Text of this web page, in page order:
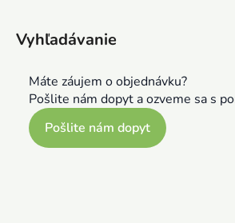
Vyhľadávanie
Máte záujem o objednávku?
Pošlite nám dopyt a ozveme sa s
Pošlite nám dopyt